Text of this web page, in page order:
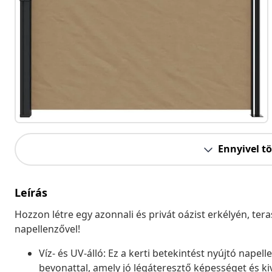
Ennyivel
Leírás
Hozzon létre egy azonnali és privát oázist erkélyén,
napellenzővel!
Víz- és UV-álló: Ez a kerti betekintést nyújtó
bevonattal, amely jó légáteresztő képességet és